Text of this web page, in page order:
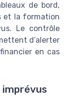
de bord,
et la formation
Le contrôle
d’alerter
en cas